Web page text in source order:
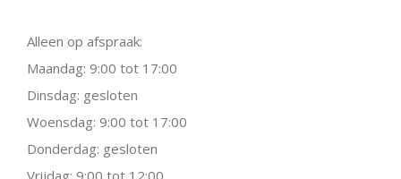
Alleen op afspraak:
Maandag: 9:00 tot 17:00
Dinsdag: gesloten
Woensdag: 9:00 tot 17:00
Donderdag: gesloten
Vrijdag: 9:00 tot 12:00